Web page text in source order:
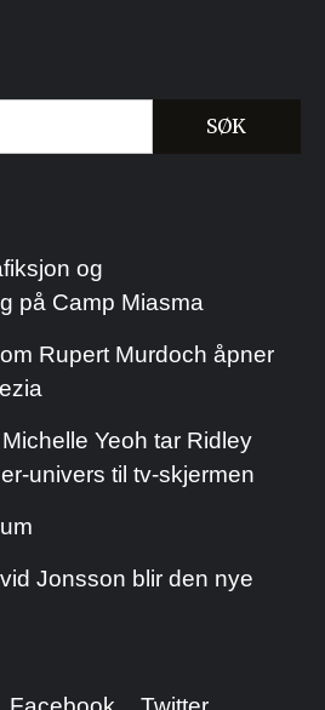
og
på Camp Miasma
Rupert Murdoch åpner
Yeoh tar Ridley
univers til tv-skjermen
Jonsson blir den nye